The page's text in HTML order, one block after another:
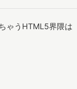
ゃうHTML5界隈は